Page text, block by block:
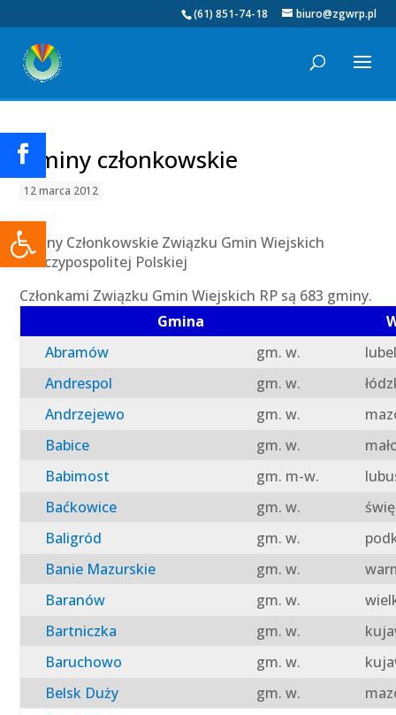
Otwórz pasek narzędzi
(61) 851-74-18 biuro@zgwrp.pl
Gminy członkowskie
12 marca 2012
Gminy Członkowskie Związku Gmin Wiejskich
Rzeczypospolitej Polskiej
Członkami Związku Gmin Wiejskich RP są 683 gminy.
Gmina
Abramów
gm. w.
Andrespol
gm. w.
Andrzejewo
gm. w.
Babice
gm. w.
Babimost
gm. m-w.
Baćkowice
gm. w.
Baligród
gm. w.
Banie Mazurskie
gm. w.
Baranów
gm. w.
Bartniczka
gm. w.
Baruchowo
gm. w.
Belsk Duży
gm. w.